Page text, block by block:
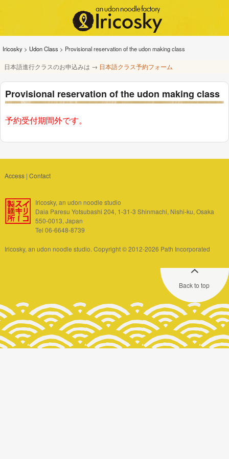
Iricosky > Udon Class > Provisional reservation of the udon making class
日本語進行クラスのお申込みは → 日本語クラス予約フォーム
Provisional reservation of the udon making class
予約受付期間外です。
Access| Contact
Iricosky, an udon noodle studio
Daia Paresu Yotsubashi 204, 1-31-3 Shinmachi, Nishi-ku, Osaka
550-0013, Japan
Tel 06-6648-8739
Iricosky, an udon noodle studio. Copyright © 2012-2026 Path Incorporated
Back to top